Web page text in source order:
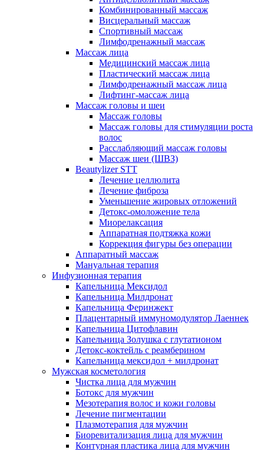
Комбинированный массаж
Висцеральный массаж
Спортивный массаж
Лимфодренажный массаж
Массаж лица
Медицинский массаж лица
Пластический массаж лица
Лимфодренажный массаж лица
Лифтинг-массаж лица
Массаж головы и шеи
Массаж головы
Массаж головы для стимуляции роста
волос
Расслабляющий массаж головы
Массаж шеи (ШВЗ)
Beautylizer STT
Лечение целлюлита
Лечение фиброза
Уменьшение жировых отложений
Детокс-омоложение тела
Миорелаксация
Аппаратная подтяжка кожи
Коррекция фигуры без операции
Аппаратный массаж
Мануальная терапия
Инфузионная терапия
Капельница Мексидол
Капельница Милдронат
Капельница Феринжект
Плацентарный иммуномодулятор Лаеннек
Капельница Цитофлавин
Капельница Золушка с глутатионом
Детокс-коктейль с реамберином
Капельница мексидол + милдронат
Мужская косметология
Чистка лица для мужчин
Ботокс для мужчин
Мезотерапия волос и кожи головы
Лечение пигментации
Плазмотерапия для мужчин
Биоревитализация лица для мужчин
Контурная пластика лица для мужчин